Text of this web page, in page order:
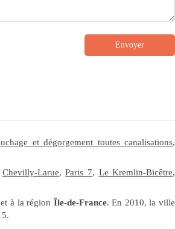
Envoyer
et dégorgement toutes canalisations,
Chevilly-Larue,Paris 7, Le Kremlin-Bicêtre,
à la région Île-de-France. En 2010, la ville